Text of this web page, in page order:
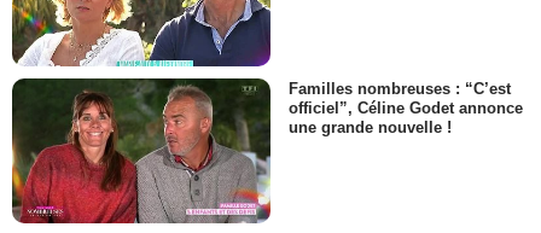
Familles nombreuses : “C’est
officiel”, Céline Godet annonce
une grande nouvelle !